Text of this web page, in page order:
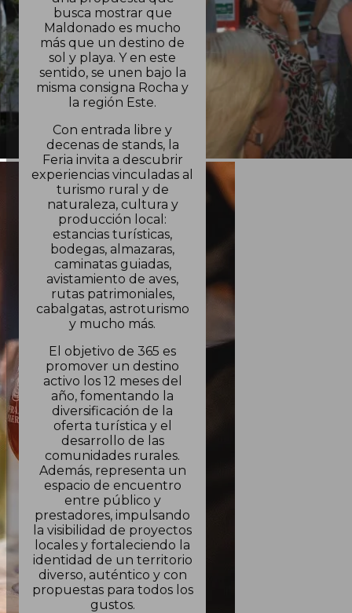
busca mostrar que
Maldonado es mucho
más que un destino de
sol y playa. Y en este
sentido, se unen bajo la
misma consigna Rocha y
la región Este.
Con entrada libre y
decenas de stands, la
Feria invita a descubrir
experiencias vinculadas al
turismo rural y de
naturaleza, cultura y
producción local:
estancias turísticas,
bodegas, almazaras,
caminatas guiadas,
avistamiento de aves,
rutas patrimoniales,
cabalgatas, astroturismo
y mucho más.
El objetivo de 365 es
promover un destino
activo los 12 meses del
año, fomentando la
diversificación de la
oferta turística y el
desarrollo de las
comunidades rurales.
Además, representa un
espacio de encuentro
entre público y
prestadores, impulsando
la visibilidad de proyectos
locales y fortaleciendo la
identidad de un territorio
diverso, auténtico y con
propuestas para todos los
gustos.